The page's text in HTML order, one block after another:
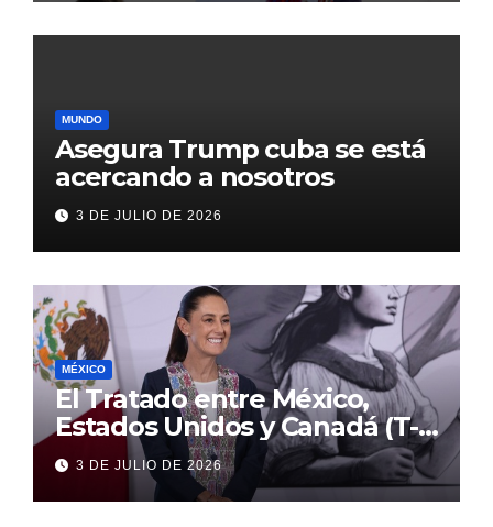
MUNDO
Asegura Trump cuba se está
acercando a nosotros
3 DE JULIO DE 2026
MÉXICO
El Tratado entre México,
Estados Unidos y Canadá (T-
MEC) se mantiene hasta el
2036: Presidenta Claudia
Sheinbaum
3 DE JULIO DE 2026